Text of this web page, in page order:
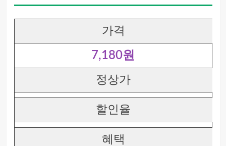
가격
7,180원
정상가
할인율
혜택